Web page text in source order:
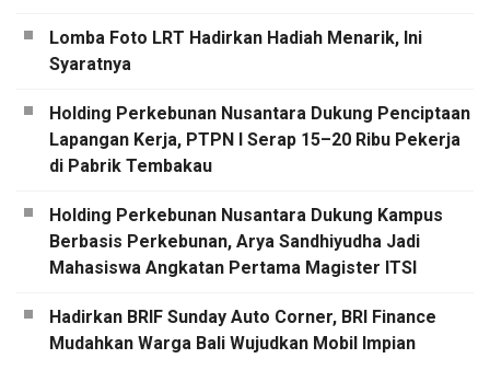
Lomba Foto LRT Hadirkan Hadiah Menarik, Ini
Syaratnya
Holding Perkebunan Nusantara Dukung Penciptaan
Lapangan Kerja, PTPN I Serap 15–20 Ribu Pekerja
di Pabrik Tembakau
Holding Perkebunan Nusantara Dukung Kampus
Berbasis Perkebunan, Arya Sandhiyudha Jadi
Mahasiswa Angkatan Pertama Magister ITSI
Hadirkan BRIF Sunday Auto Corner, BRI Finance
Mudahkan Warga Bali Wujudkan Mobil Impian